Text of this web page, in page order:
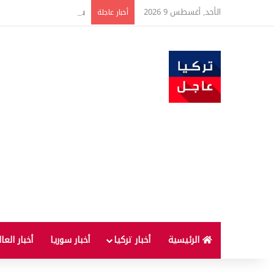
الأحد, أغسطس 9 2026 أخبار عاجلة بعد 22 شهراً.. الصين تنفذ أقوى عملية شراء للذهب منذ أكتوبر 2023
الرئيسية أخبار تركيا أخبار سوريا أخبار